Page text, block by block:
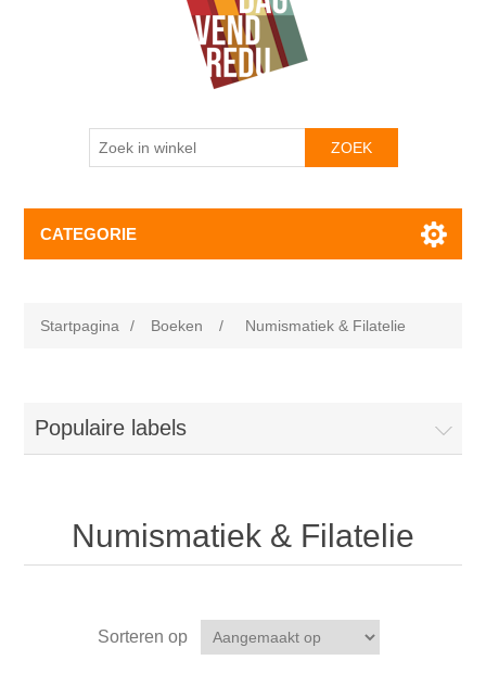
CATEGORIE
Startpagina / Boeken / Numismatiek & Filatelie
Populaire labels
Numismatiek & Filatelie
Sorteren op